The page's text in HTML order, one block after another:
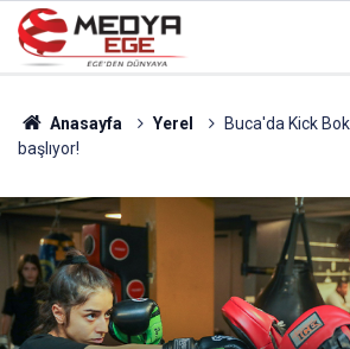
Anasayfa Yerel
Buca'da Kick
başlıyor!